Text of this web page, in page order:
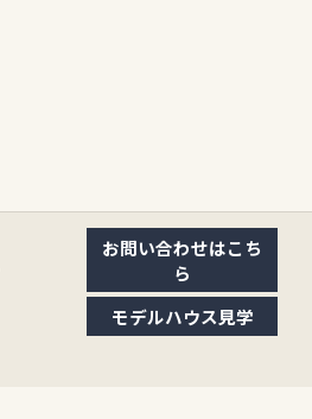
お問い合わせはこち
ら
モデルハウス見学